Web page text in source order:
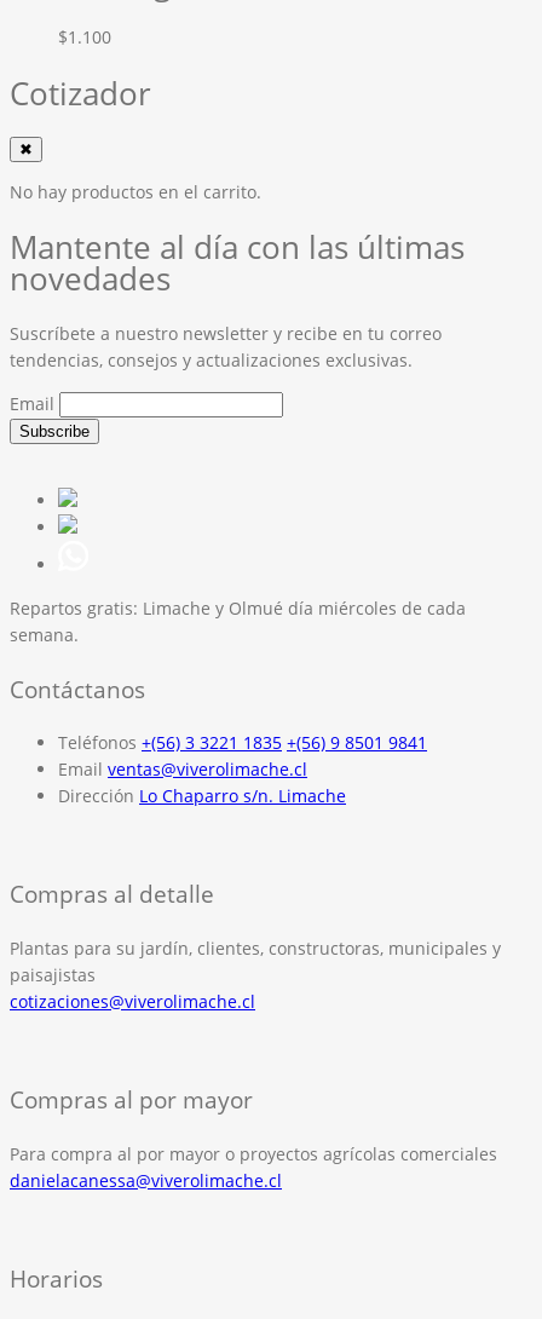
$1.100
Cotizador
✖
No hay productos en el carrito.
Mantente al día con las últimas
novedades
Suscríbete a nuestro newsletter y recibe en tu correo
tendencias, consejos y actualizaciones exclusivas.
Email
Repartos gratis: Limache y Olmué día miércoles de cada
semana.
Contáctanos
Teléfonos +(56) 3 3221 1835 +(56) 9 8501 9841
Email ventas@viverolimache.cl
Dirección Lo Chaparro s/n. Limache
Compras al detalle
Plantas para su jardín, clientes, constructoras, municipales y
paisajistas
cotizaciones@viverolimache.cl
Compras al por mayor
Para compra al por mayor o proyectos agrícolas comerciales
danielacanessa@viverolimache.cl
Horarios